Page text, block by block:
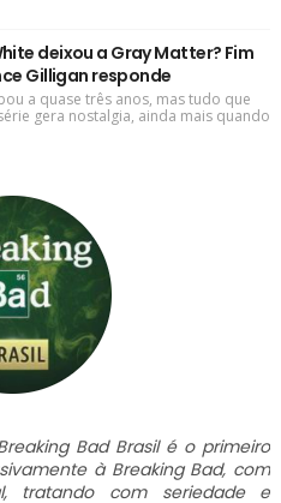
deixou a Gray Matter? Fim
Gilligan responde
a quase três anos, mas tudo que
gera nostalgia, ainda mais quando
Bad Brasil é o primeiro
à Breaking Bad, com
tratando com seriedade e